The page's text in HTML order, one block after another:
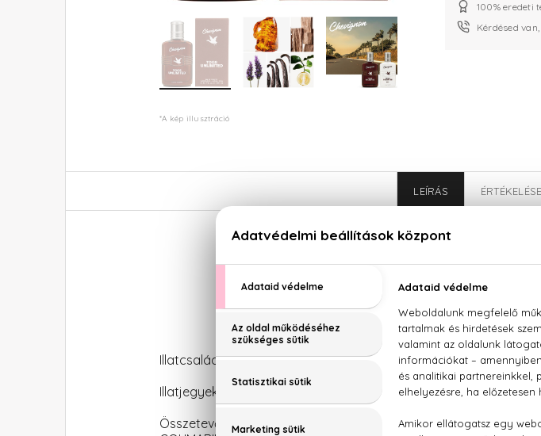
*A kép illusztráció
100% eredeti
Kérdésed
LEÍRÁS
Illatcsalád: Aromás-fás
Illatjegyek: Bergamott, levendula, ibolya, borostyánkő, fás jegyek
Összetevők: ALCOHOL DENAT. - FRAGRANCE / PARFUM -